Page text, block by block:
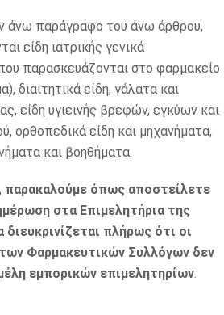
άνω παράγραφο του άνω άρθρου,
είδη ιατρικής γενικά
παρασκευάζονται στο φαρμακείο
διαιτητικά είδη, γάλατα και
είδη υγιεινής βρεφών, εγκύων και
ορθοπεδικά είδη και μηχανήματα,
και βοηθήματα.
παρακαλούμε όπως αποστείλετε
στα Επιμελητήρια της
πλήρως ότι οι
Φαρμακευτικών Συλλόγων δεν
εμπορικών επιμελητηρίων.